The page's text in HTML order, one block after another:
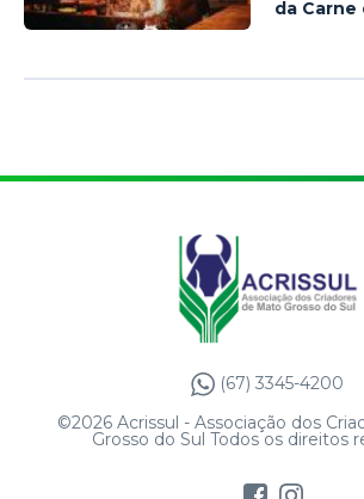
da
(67) 3345-4200
©2026 Acrissul - Associação dos
Grosso do Sul Todos os direitos